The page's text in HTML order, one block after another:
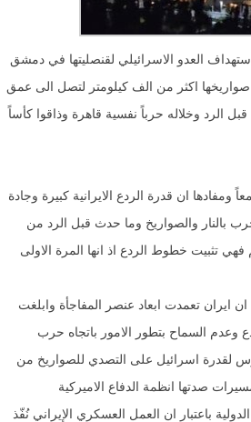
العدو الاسرائيلي لقنصليتها في دمشق
اكثر من الف كيلومتر لتصل الى عمق
الرد وخلاله حرباً نفسية قاهرة وذاقوا كأساً
ان قدرة الردع الايرانية كبيرة وجادة
بالنار والصواريخ وما حدث قبل الرد من
فهي تثبيت خطوط الردع اذ انها المرة الاولى
ايران تعمدت ابعاد عنصر المفاجأة وابلغت
وعدم السماح بتطور الامور باتجاه حرب
لقدرة اسرائيل على التصدي للصواريخ من
صدتها انظمة الدفاع الاميركية
باعتبار ان العمل العسكري الإيراني نُفّذ